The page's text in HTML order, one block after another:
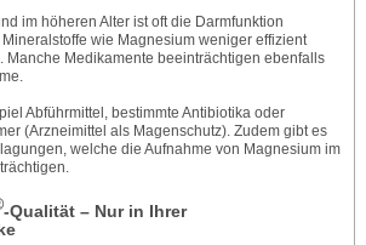
im höheren Alter ist oft die Darmfunktion
wie Magnesium weniger effizient
Manche Medikamente beeinträchtigen ebenfalls
Abführmittel, bestimmte Antibiotika oder
(Arzneimittel als Magenschutz). Zudem gibt es
welche die Aufnahme von Magnesium im
-Qualität – Nur in Ihrer